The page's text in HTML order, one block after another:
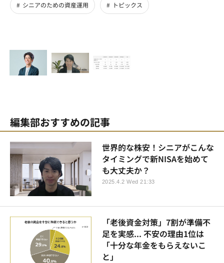
シニアのための資産運用 トピックス
編集部おすすめの記事
世界的な株安！シニアがこんな
タイミングで新NISAを始めて
も大丈夫か？
2025.4.2 Wed 21:33
「老後資金対策」7割が準備不
足を実感... 不安の理由1位は
「十分な年金をもらえないこ
と」